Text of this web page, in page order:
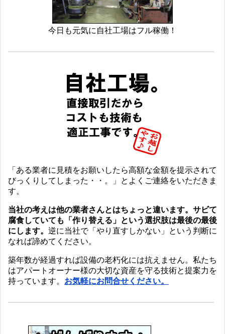
今日も元気に自社工場はフル稼働！
「ある業者に見積をお願いしたら高額な金額を提示されて
びっくりしてしまった・・。」とよくご連絡をいただきま
す。
当社の考えは他の業者さんとはちょっと違います。サビて
腐食していても「作り替える」という選択肢は最後の最後
にします。 逆に当社で「やり直すしかない」という判断に
なれば諦めてください。
築年数が経過すれば設備の老朽化には抗えません。私たち
はアパートオーナー様の大切な資産を守る技術と提案力を
持っています。 お気軽にお問合せください。